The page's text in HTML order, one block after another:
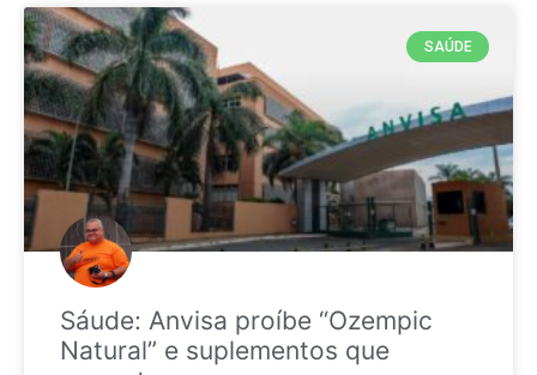
SAÚDE
Sáude: Anvisa proíbe “Ozempic
Natural” e suplementos que